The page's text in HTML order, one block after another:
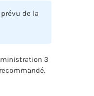
de la
3